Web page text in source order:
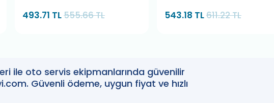
493.71 TL555.66 TL 543.18 TL611.22 TL
ile oto servis ekipmanlarında güvenilir
Güvenli ödeme, uygun fiyat ve hızlı